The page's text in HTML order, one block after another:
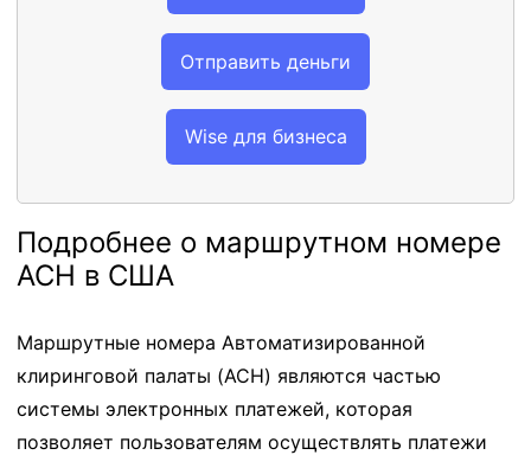
Отправить деньги
Wise для бизнеса
Подробнее о маршрутном номере
ACH в США
Маршрутные номера Автоматизированной
клиринговой палаты (ACH) являются частью
системы электронных платежей, которая
позволяет пользователям осуществлять платежи